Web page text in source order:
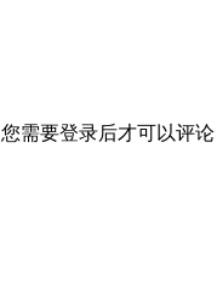
您需要登录后才可以评论